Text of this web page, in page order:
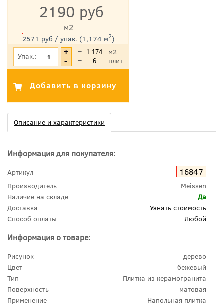
2190 руб
2571 руб / упак. (1,174 м2)
м2
*Цена указана с учетом НДС
Упак.: =
м2
=
плит
Описание и характеристики
Информация для покупателя:
Артикул 16847
Производитель
Meissen
Наличие на складе
Да
Доставка
Узнать стоимость
Способ оплаты
Любой
Информация о товаре:
Рисунок
дерево
Цвет
бежевый
Тип
Плитка из керамогранита
Поверхность
матовая
Применение
Напольная плитка